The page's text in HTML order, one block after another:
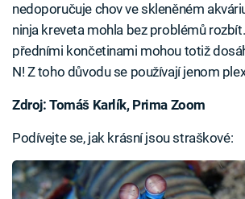
nedoporučuje chov ve skleněném
ninja kreveta mohla bez problémů
předními končetinami mohou totiž
N! Z toho důvodu se používají jenom
Zdroj: Tomáš Karlík, Prima Zoom
Podívejte se, jak krásní jsou straškové: